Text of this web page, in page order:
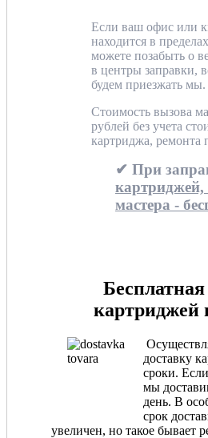
Если ваш офис или
находится в
можете позабыть о
в центры заправки,
будем приезжать мы.
Стоимость вызова
рублей без учета
картриджа, ремонта
✔ При
картриджей,
мастера -
картриджей
доставку
сроки.
мы
день. В
срок
увеличен, но такое бывает